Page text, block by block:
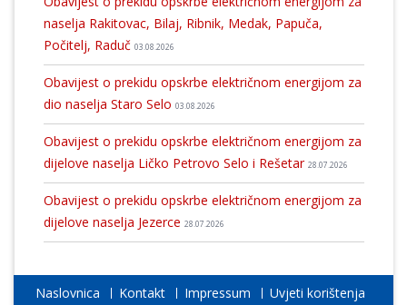
naselja Rakitovac, Bilaj, Ribnik, Medak, Papuča,
Počitelj, Raduč 03.08.2026
Obavijest o prekidu opskrbe električnom energijom za
dio naselja Staro Selo 03.08.2026
Obavijest o prekidu opskrbe električnom energijom za
dijelove naselja Ličko Petrovo Selo i Rešetar 28.07.2026
Obavijest o prekidu opskrbe električnom energijom za
dijelove naselja Jezerce 28.07.2026
Naslovnica Kontakt Impressum Uvjeti korištenja